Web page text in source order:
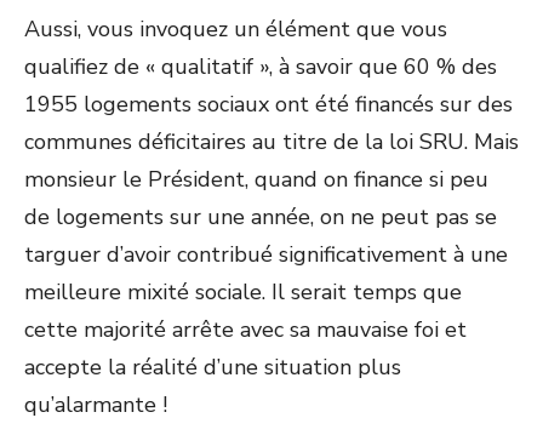
Aussi, vous invoquez un élément que vous
qualifiez de « qualitatif », à savoir que 60 % des
1955 logements sociaux ont été financés sur des
communes déficitaires au titre de la loi SRU. Mais
monsieur le Président, quand on finance si peu
de logements sur une année, on ne peut pas se
targuer d’avoir contribué significativement à une
meilleure mixité sociale. Il serait temps que
cette majorité arrête avec sa mauvaise foi et
accepte la réalité d’une situation plus
qu’alarmante !